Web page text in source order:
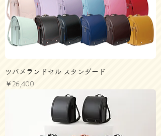
ツバメランドセル スタンダード
価格
￥26,400